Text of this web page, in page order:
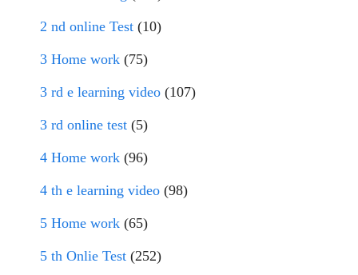
2 nd online Test (10)
3 Home work (75)
3 rd e learning video (107)
3 rd online test (5)
4 Home work (96)
4 th e learning video (98)
5 Home work (65)
5 th Onlie Test (252)